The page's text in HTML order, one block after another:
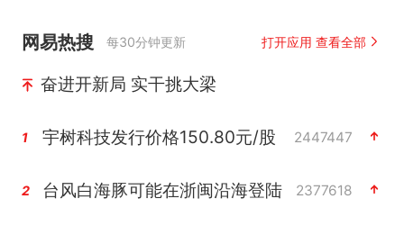
网易热搜 每30分钟更新 打开应用 查看全部
奋进开新局 实干挑大梁
1 宇树科技发行价格150.80元/股 2447447
2 台风白海豚可能在浙闽沿海登陆 2377618